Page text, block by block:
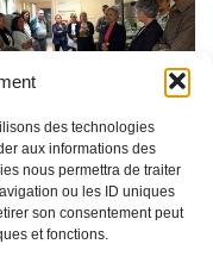
des technologies
aux informations des
nous permettra de traiter
ou les ID uniques
son consentement peut
et fonctions.
Actualité suivante